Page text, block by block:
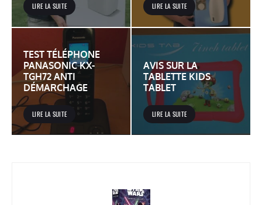
LIRE LA SUITE LIRE LA SUITE
TEST TÉLÉPHONE
PANASONIC KX-
TGH72 ANTI
DÉMARCHAGE
LIRE LA SUITE
AVIS SUR LA
TABLETTE KIDS
TABLET
LIRE LA SUITE